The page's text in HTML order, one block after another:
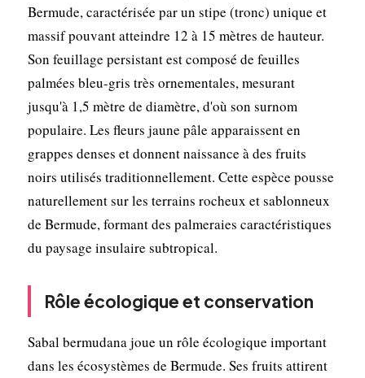
Bermude, caractérisée par un stipe (tronc) unique et
massif pouvant atteindre 12 à 15 mètres de hauteur.
Son feuillage persistant est composé de feuilles
palmées bleu-gris très ornementales, mesurant
jusqu'à 1,5 mètre de diamètre, d'où son surnom
populaire. Les fleurs jaune pâle apparaissent en
grappes denses et donnent naissance à des fruits
noirs utilisés traditionnellement. Cette espèce pousse
naturellement sur les terrains rocheux et sablonneux
de Bermude, formant des palmeraies caractéristiques
du paysage insulaire subtropical.
Rôle écologique et conservation
Sabal bermudana joue un rôle écologique important
dans les écosystèmes de Bermude. Ses fruits attirent